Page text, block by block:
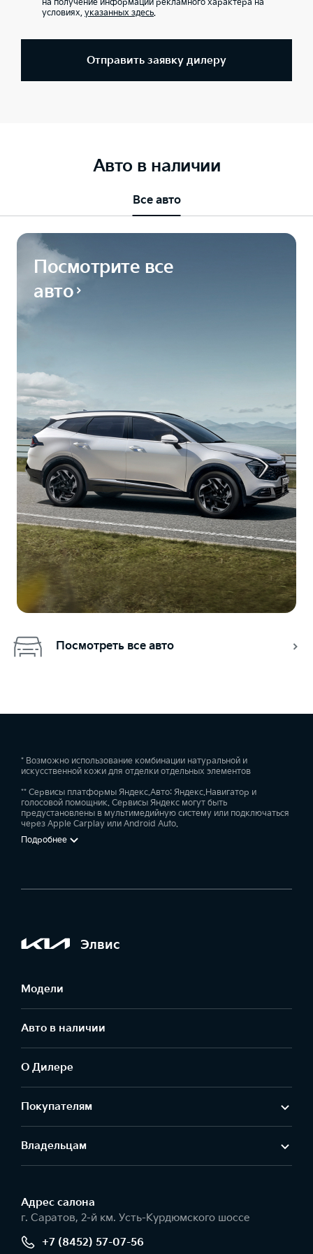
на получение информации рекламного характера на
условиях, указанных здесь.
Отправить заявку дилеру
Авто в наличии
Все авто
Посмотрите все
авто
Посмотреть все авто
* Возможно использование комбинации натуральной и
искусственной кожи для отделки отдельных элементов
** Сервисы платформы Яндекс.Авто: Яндекс.Навигатор и
голосовой помощник. Сервисы Яндекс могут быть
предустановлены в мультимедийную систему или подключаться
через Apple Carplay или Android Auto.
Подробнее
Элвис
Модели
Авто в наличии
О Дилере
Покупателям
Владельцам
Адрес салонa
г. Саратов, 2-й км. Усть-Курдюмского шоссе
+7 (8452) 57-07-56